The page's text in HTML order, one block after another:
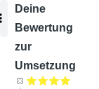
Audiodatei
Deine
Bewertung
zur
Umsetzung